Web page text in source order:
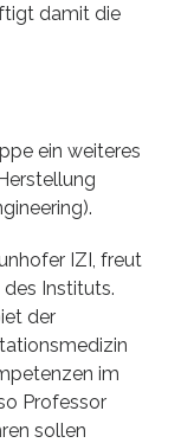
damit die
ein weiteres
IZI, freut
Instituts.
der
im
Professor
sollen